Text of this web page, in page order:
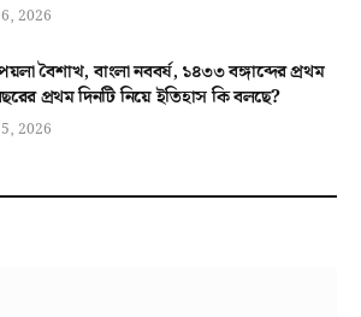
2026
বৈশাখ, বাংলা নববর্ষ, ১৪৩৩ বঙ্গাব্দের প্রথম
প্রথম দিনটি নিয়ে ইতিহাস কি বলছে?
2026